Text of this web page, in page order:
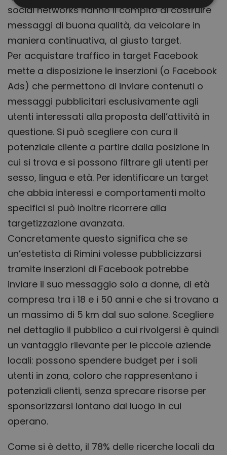
social networks hanno il compito dicostruire
messaggi di buona qualità, da veicolare in
maniera continuativa, al giusto target.
Per acquistare traffico in target Facebook
mette a disposizione le inserzioni (o Facebook
Ads) che permettono di inviare contenuti o
messaggi pubblicitari esclusivamente agli
utenti interessati alla proposta dell’attività in
questione. Si può scegliere con cura il
potenziale cliente a partire dalla posizione in
cui si trova e si possono filtrare gli utenti per
sesso, lingua e età. Per identificare un target
che abbia interessi e comportamenti molto
specifici si può inoltre ricorrere alla
targetizzazione avanzata.
Concretamente questo significa che se
un’estetista di Rimini volesse pubblicizzarsi
tramite inserzioni di Facebook potrebbe
inviare il suo messaggio solo a donne, di età
compresa tra i 18 e i 50 anni e che si trovano a
un massimo di 5 km dal suo salone. Scegliere
nel dettaglio il pubblico a cui rivolgersi è quindi
un vantaggio rilevante per le piccole aziende
locali: possono spendere budget per i soli
utenti in zona, coloro che rappresentano i
potenziali clienti, senza sprecare risorse per
sponsorizzarsi lontano dal luogo in cui
operano.
Come si è detto, il 78% delle ricerche locali da
Strettamente necessari
Performance
Targeting
Funzionalità Non classificati
I cookie strettamente necessari consentono le
funzionalità principali del sito web come l'accesso
dell'utente e la gestione dell'account. Il sito web non
può essere utilizzato correttamente senza i cookie
strettamente necessari.
Nome
Scadenza
CookieScript
.obliqua.it
settimane
PHPSESSID
www.obliqua.it
Sessione
di un
uno